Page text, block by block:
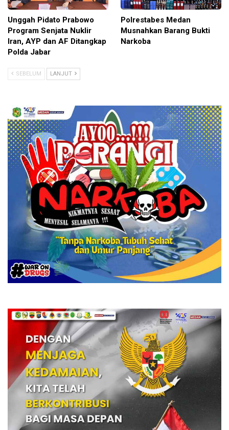
Unggah Pidato Prabowo
Program Senjata Nuklir
Iran, AYP dan AF Ditangkap
Polda Jabar
Polrestabes Medan
Musnahkan Barang Bukti
Narkoba
SEBELUM LANJUT